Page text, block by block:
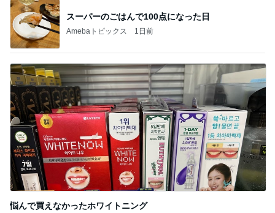
スーパーのごはんで100点になった日
Amebaトピックス 1日前
悩んで買えなかったホワイトニング